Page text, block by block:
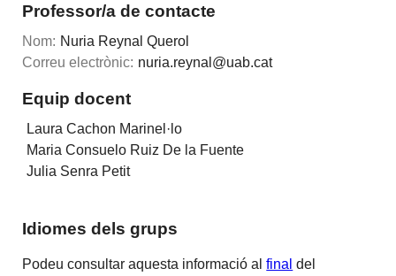
Professor/a de contacte
Nom: Nuria Reynal Querol
Correu electrònic: nuria.reynal@uab.cat
Equip docent
Laura Cachon Marinel·lo
Maria Consuelo Ruiz De la Fuente
Julia Senra Petit
Idiomes dels grups
Podeu consultar aquesta informació alfinal del